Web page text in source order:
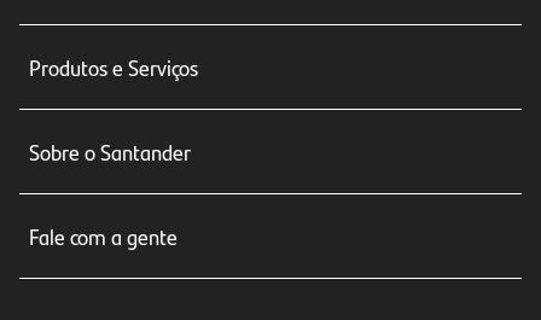
Produtos e Serviços
Seguros
Crédito e Financiamentos
Sobre o Santander
Fale com a gente